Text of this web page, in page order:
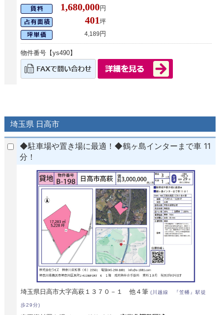
1,680,000円
401坪
4,189 円
物件番号【ys490】
埼玉県 日高市
◆駐車場や置き場に最適！◆鶴ヶ島インターまで車 11
分！
埼玉県日高市大字高萩１３７０－１ 他４筆(川越線 『笠幡』駅徒
歩29分)